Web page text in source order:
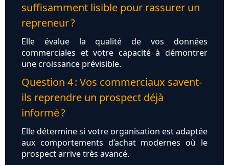
suffisamment lisible pour rassurer un
repreneur ?
Elle évalue la qualité de vos données
commerciales et votre capacité à démontrer
une croissance prévisible.
Question 4 : Vos commerciaux savent-
ils reprendre un prospect déjà
informé ?
Elle détermine si votre organisation est adaptée
aux comportements d’achat modernes où le
prospect arrive très avancé.